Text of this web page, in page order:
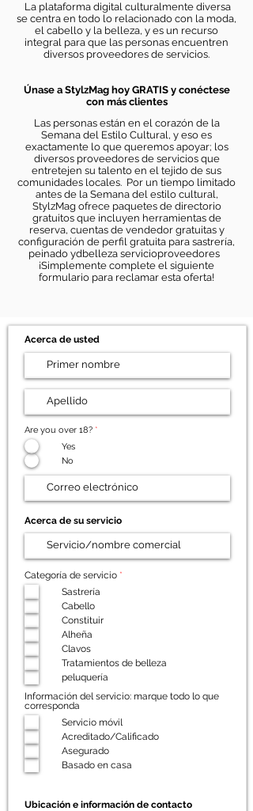
La plataforma digital culturalmente diversa
se centra en todo lo relacionado con la moda,
el cabello y la belleza, y es un recurso
integral para que las personas encuentren
diversos proveedores de servicios.
Únase a StylzMag hoy GRATIS y conéctese
con más clientes
Las personas están en el corazón de la
Semana del Estilo Cultural, y eso es
exactamente lo que queremos apoyar; los
diversos proveedores de servicios que
entretejen su talento en el tejido de sus
comunidades locales. Por un tiempo limitado
antes de la Semana del estilo cultural,
StylzMag ofrece paquetes de directorio
gratuitos que incluyen herramientas de
reserva, cuentas de vendedor gratuitas y
configuración de perfil gratuita para sastrería,
peinado ydbelleza servicioproveedores
¡Simplemente complete el siguiente
formulario para reclamar esta oferta!
Acerca de usted
Are you over 18? *
Yes
No
Acerca de su servicio
Categoría de servicio *
i
o
Sastrería
Cabello
Constituir
Alheña
Clavos
Tratamientos de belleza
peluquería
Información del servicio: marque todo lo que
corresponda
Servicio móvil
Acreditado/Calificado
Asegurado
Basado en casa
Ubicación e información de contacto